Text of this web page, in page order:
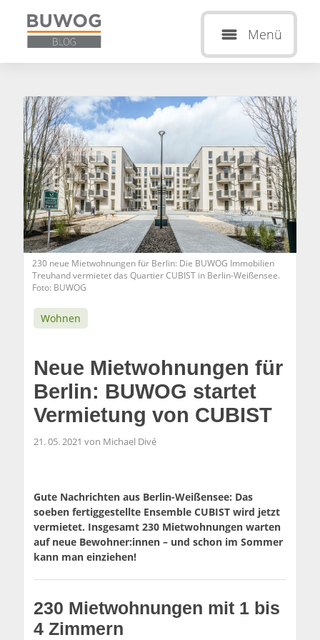
Menü
230 neue Mietwohnungen für Berlin: Die BUWOG Immobilien
Treuhand vermietet das Quartier CUBIST in Berlin-Weißensee.
Foto: BUWOG
Wohnen
Neue Mietwohnungen für
Berlin: BUWOG startet
Vermietung von CUBIST
21. 05. 2021 von Michael Divé
Gute Nachrichten aus Berlin-Weißensee: Das
soeben fertiggestellte Ensemble CUBIST wird jetzt
vermietet. Insgesamt 230 Mietwohnungen warten
auf neue Bewohner:innen – und schon im Sommer
kann man einziehen!
230 Mietwohnungen mit 1 bis
4 Zimmern